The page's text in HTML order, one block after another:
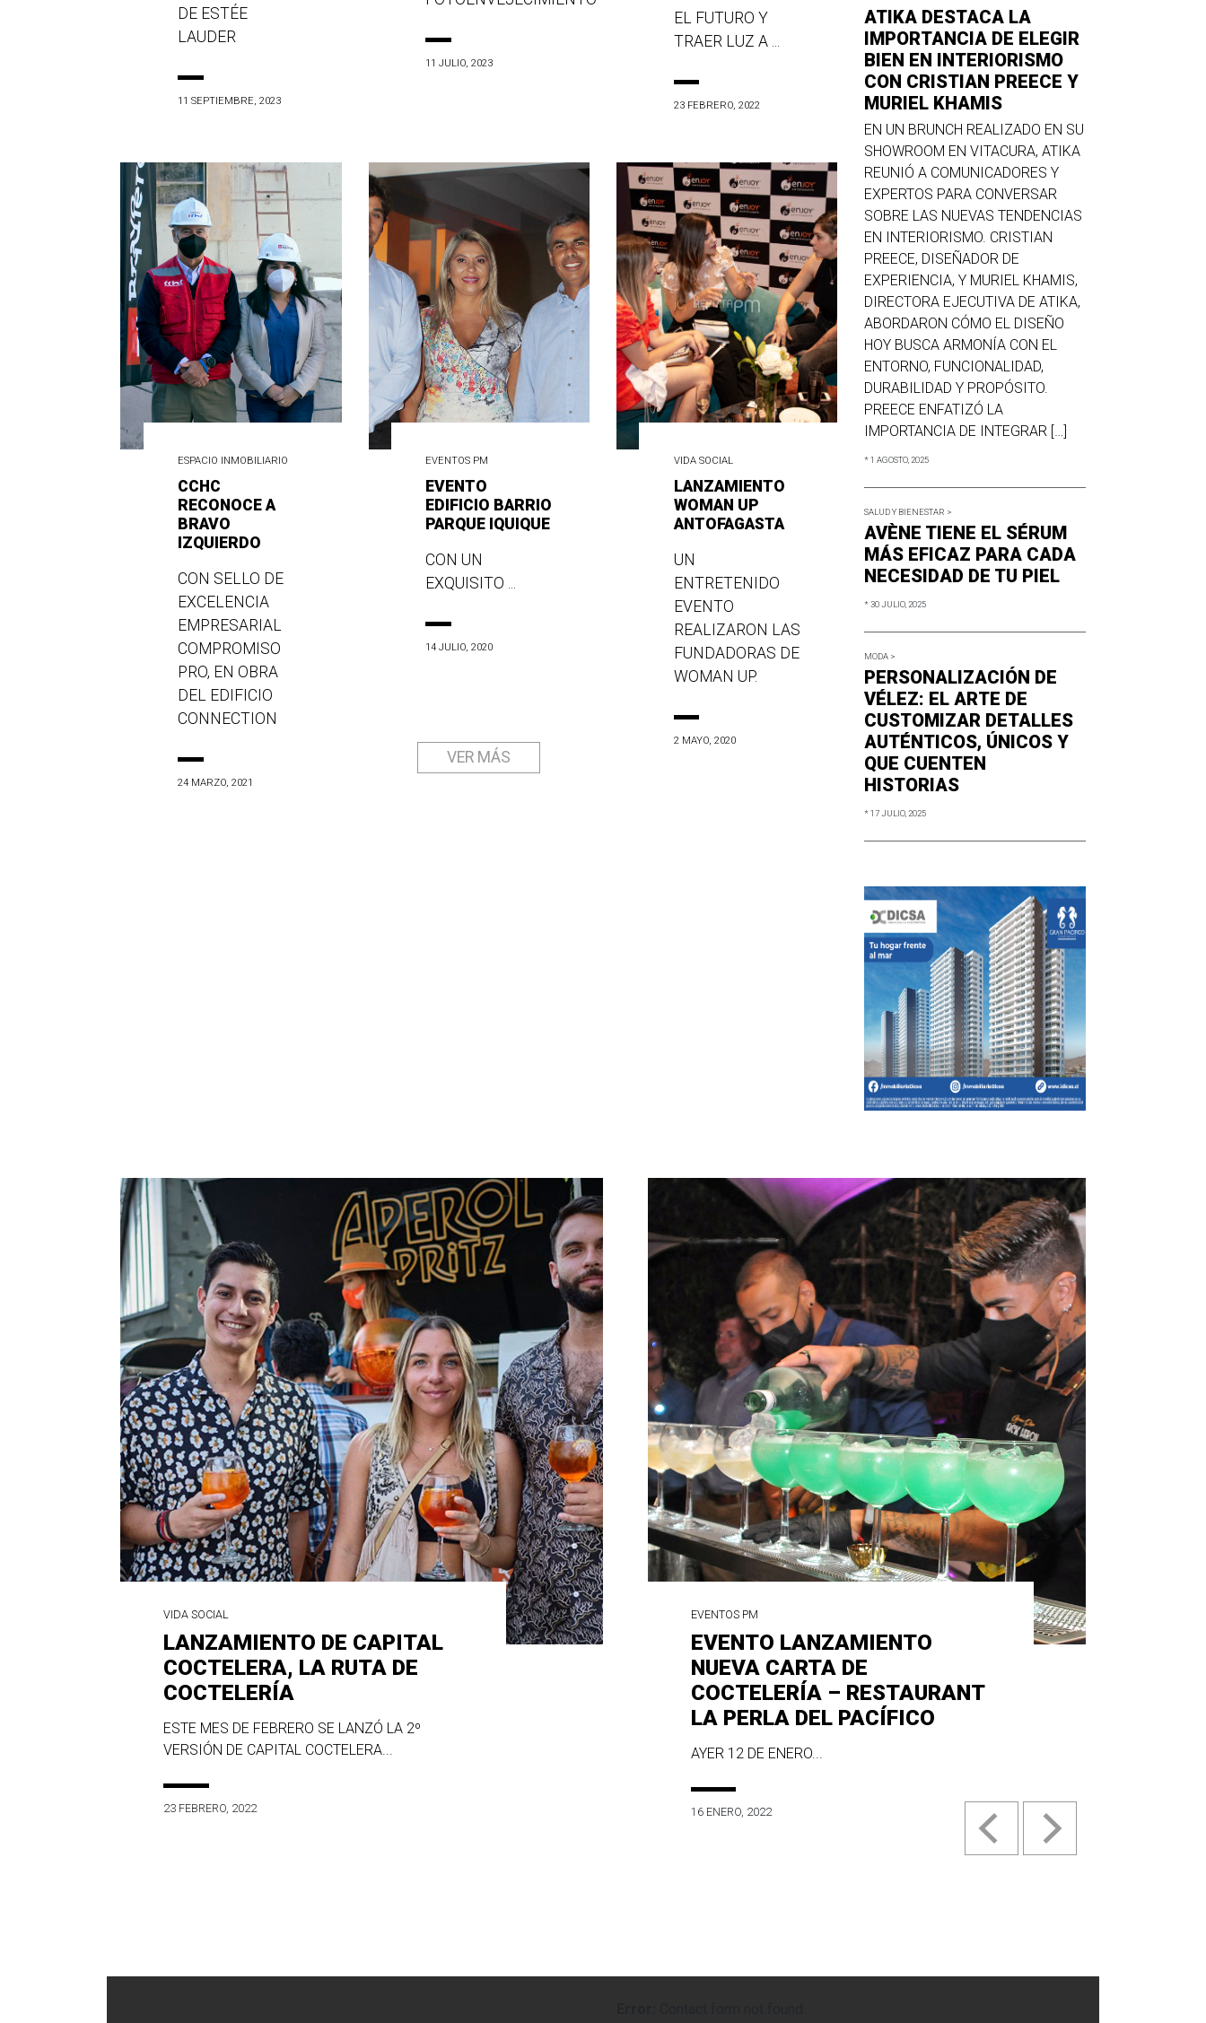
DE ESTÉE
LAUDER
11 SEPTIEMBRE, 2023
11 JULIO, 2023
EL FUTURO Y
TRAER LUZ A ...
23 FEBRERO, 2022
ESPACIO INMOBILIARIO
CCHC
RECONOCE A
BRAVO
IZQUIERDO
CON SELLO DE
EXCELENCIA
EMPRESARIAL
COMPROMISO
PRO, EN OBRA
DEL EDIFICIO
CONNECTION
24 MARZO, 2021
EVENTOS PM
EVENTO
EDIFICIO BARRIO
PARQUE IQUIQUE
CON UN
EXQUISITO ...
14 JULIO, 2020
VIDA SOCIAL
LANZAMIENTO
WOMAN UP
ANTOFAGASTA
UN
ENTRETENIDO
EVENTO
REALIZARON LAS
FUNDADORAS DE
WOMAN UP.
2 MAYO, 2020
VER MÁS
ATIKA DESTACA LA
IMPORTANCIA DE ELEGIR
BIEN EN INTERIORISMO
CON CRISTIAN PREECE Y
MURIEL KHAMIS
EN UN BRUNCH REALIZADO EN SU
SHOWROOM EN VITACURA, ATIKA
REUNIÓ A COMUNICADORES Y
EXPERTOS PARA CONVERSAR
SOBRE LAS NUEVAS TENDENCIAS
EN INTERIORISMO. CRISTIAN
PREECE, DISEÑADOR DE
EXPERIENCIA, Y MURIEL KHAMIS,
DIRECTORA EJECUTIVA DE ATIKA,
ABORDARON CÓMO EL DISEÑO
HOY BUSCA ARMONÍA CON EL
ENTORNO, FUNCIONALIDAD,
DURABILIDAD Y PROPÓSITO.
PREECE ENFATIZÓ LA
IMPORTANCIA DE INTEGRAR […]
* 1 AGOSTO, 2025
SALUD Y BIENESTAR >
AVÈNE TIENE EL SÉRUM
MÁS EFICAZ PARA CADA
NECESIDAD DE TU PIEL
* 30 JULIO, 2025
MODA >
PERSONALIZACIÓN DE
VÉLEZ: EL ARTE DE
CUSTOMIZAR DETALLES
AUTÉNTICOS, ÚNICOS Y
QUE CUENTEN
HISTORIAS
* 17 JULIO, 2025
VIDA SOCIAL
LANZAMIENTO DE CAPITAL
COCTELERA, LA RUTA DE
COCTELERÍA
ESTE MES DE FEBRERO SE LANZÓ LA 2º
VERSIÓN DE CAPITAL COCTELERA...
23 FEBRERO, 2022
EVENTOS PM
EVENTO LANZAMIENTO
NUEVA CARTA DE
COCTELERÍA – RESTAURANT
LA PERLA DEL PACÍFICO
AYER 12 DE ENERO...
16 ENERO, 2022